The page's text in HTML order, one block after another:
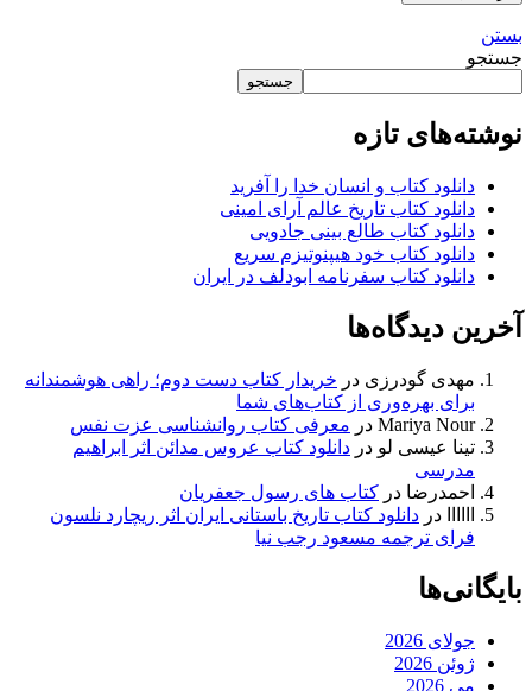
بستن
جستجو
جستجو
نوشته‌های تازه
دانلود کتاب و انسان خدا را آفرید
دانلود کتاب تاریخ عالم آرای امینی
دانلود کتاب طالع بینی جادویی
دانلود کتاب خود هیپنوتیزم سریع
دانلود کتاب سفرنامه ابودلف در ایران
آخرین دیدگاه‌ها
مهدی گودرزی در خریدار کتاب دست دوم؛ راهی هوشمندانه
برای بهره‌وری از کتاب‌های شما
Mariya Nour در معرفی کتاب روانشناسی عزت نفس
تینا عیسی لو در دانلود کتاب عروس مدائن اثر ابراهیم
مدرسی
احمدرضا در کتاب های رسول جعفریان
در دانلود کتاب تاریخ باستانی ایران اثر ریچارد نلسون
فرای ترجمه مسعود رجب نیا
بایگانی‌ها
جولای 2026
ژوئن 2026
می 2026